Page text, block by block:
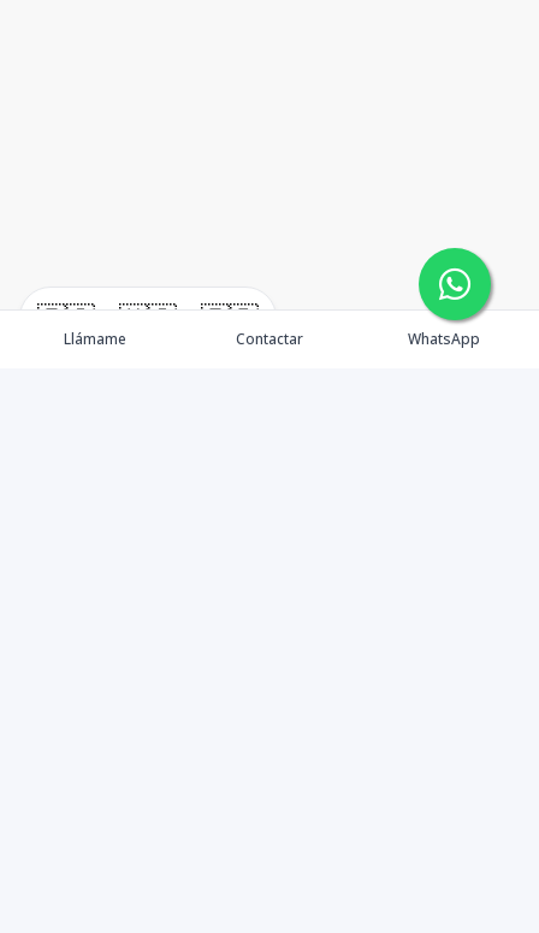
🇪🇸 🇺🇸 🇫🇷
Llámame Contactar WhatsApp